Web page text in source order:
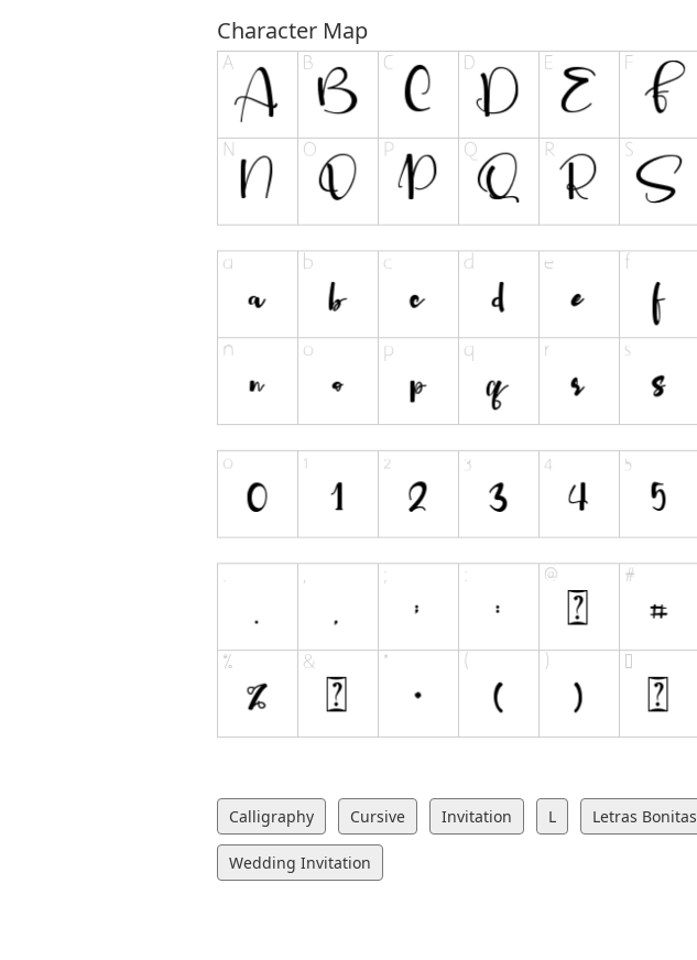
Character Map
Calligraphy Cursive Invitation L Letras Bonitas
Wedding Invitation